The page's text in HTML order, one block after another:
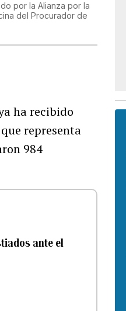
por la Alianza por la
del Procurador de
ha recibido
representa
984
ante el